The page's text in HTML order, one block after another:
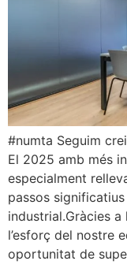
#numta Seguim
El 2025 amb més
especialment
passos
industrial.Gràcies
l’esforç del nostre
oportunitat de